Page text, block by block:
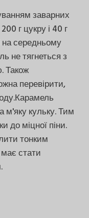
заварних
г цукру і 40 г
на середньому
не тягнеться з
Також
перевірити,
м'яку кульку. Тим
до міцної піни.
тонким
стати